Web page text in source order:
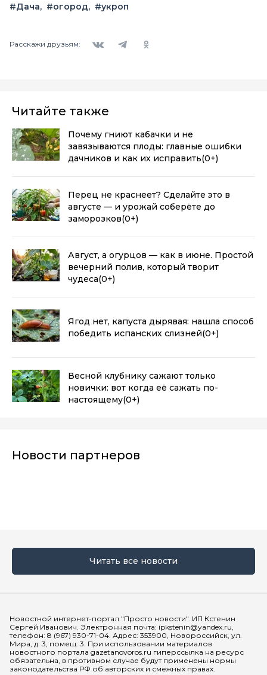
#Дача #огород #укроп
Расскажи друзьям:
Читайте также
Почему гниют кабачки и не
завязываются плоды: главные ошибки
дачников и как их исправить(0+)
Перец не краснеет? Сделайте это в
августе — и урожай соберёте до
заморозков(0+)
Август, а огурцов — как в июне. Простой
вечерний полив, который творит
чудеса(0+)
Ягод нет, капуста дырявая: нашла способ
победить испанских слизней(0+)
Весной клубнику сажают только
новички: вот когда её сажать по-
настоящему(0+)
Новости партнеров
Читать все новости
Новостной интернет-портал "Просто новости". ИП Кстенин
Сергей Иванович. Электронная почта: ipkstenin@yandex.ru,
телефон: 8 (967) 930-71-04. Адрес: 353900, Новороссийск, ул.
Мира, д. 3, помещ. 3. При использовании материалов
новостного портала gazetanovoros.ru гиперссылка на ресурс
обязательна, в противном случае будут применены нормы
законодательства РФ об авторских и смежных правах.